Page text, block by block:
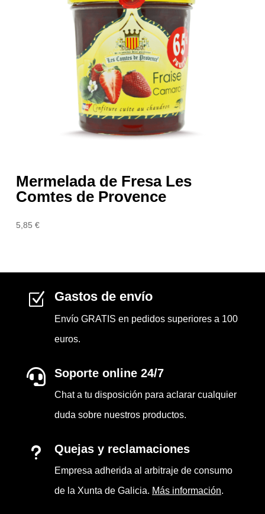
Mermelada de Fresa Les
Comtes de Provence
5,85€
Z Gastos de envío
Envío GRATIS en pedidos superiores a 100
euros.
 Soporte online 24/7
Chat a tu disposición para aclarar cualquier
duda sobre nuestros productos.
u Quejas y reclamaciones
Empresa adherida al arbitraje de consumo
de la Xunta de Galicia. Más información.